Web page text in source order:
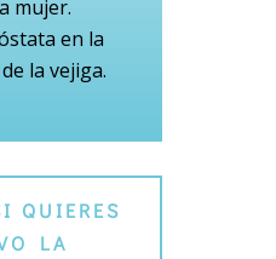
mujer.
en la
la vejiga.
QUIERES
LA